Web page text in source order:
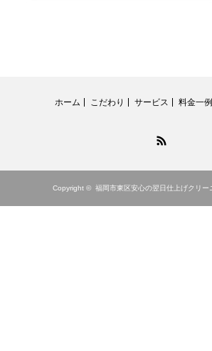
ホーム こだわり サービス 料金一例
Copyright © 福岡市東区安心の翌日仕上げクリー